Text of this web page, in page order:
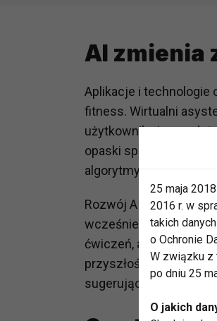
AI zmienia
Aplikacje i technologie
fitness. Wirtualni
użytkownika i na
opaski sportowe
algorytmy interpretują
Rozwój AI sprawia, że
wcześniej. Wirtualni
ćwiczeń, analizując
przyszłości mogą
sugerując konkretne
25 maja
2016 r. w
takich
o Ochronie
W związku z
po dniu 25
O jakich